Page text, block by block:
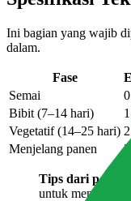
Ini bagian yang wajib
dalam.
Fase
Semai
Bibit (7–14 hari)
Vegetatif (14–25 hari)
Menjelang panen
Tips dari
untuk